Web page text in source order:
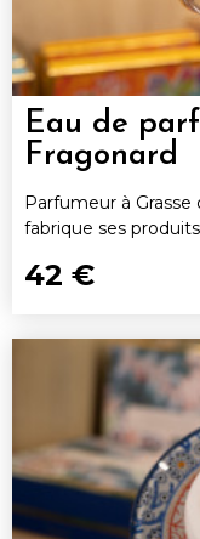
Eau de
Fragonard
Parfumeur à Grasse
fabrique ses
42 €